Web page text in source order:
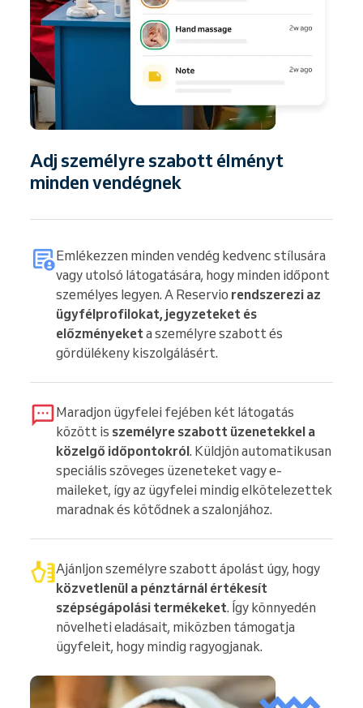
Adj személyre szabott élményt
minden vendégnek
Emlékezzen minden vendég kedvenc stílusára
vagy utolsó látogatására, hogy minden időpont
személyes legyen. A Reservio rendszerezi az
ügyfélprofilokat, jegyzeteket és
előzményeket a személyre szabott és
gördülékeny kiszolgálásért.
Maradjon ügyfelei fejében két látogatás
között is személyre szabott üzenetekkel a
közelgő időpontokról. Küldjön automatikusan
speciális szöveges üzeneteket vagy e-
maileket, így az ügyfelei mindig elkötelezettek
maradnak és kötődnek a szalonjához.
Ajánljon személyre szabott ápolást úgy, hogy
közvetlenül a pénztárnál értékesít
szépségápolási termékeket. Így könnyedén
növelheti eladásait, miközben támogatja
ügyfeleit, hogy mindig ragyogjanak.